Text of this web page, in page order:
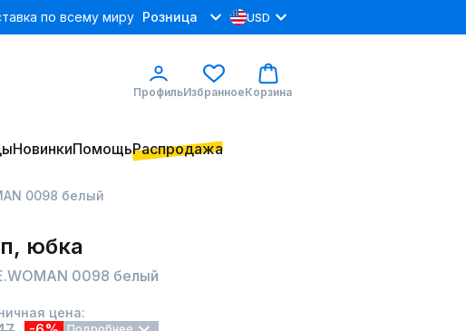
по всему миру Розница USD
ПрофильИзбранноеКорзина
НовинкиПомощьРаспродажа
0098 белый
юбка
0098 белый
цена: